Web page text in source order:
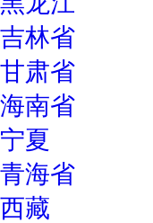
吉林省
甘肃省
海南省
宁夏
青海省
西藏